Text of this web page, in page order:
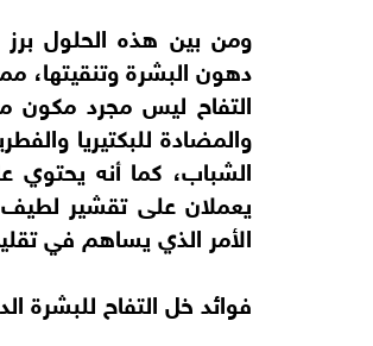
ومن بين هذه الحلول
دهون البشرة وتنقيتها،
التفاح ليس مجرد
والمضادة للبكتيريا
الشباب، كما أنه
يعملان على تقشير لطيف
الأمر الذي يساهم في
فوائد خل التفاح للبشرة